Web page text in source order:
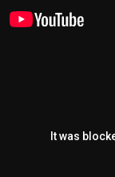
It was